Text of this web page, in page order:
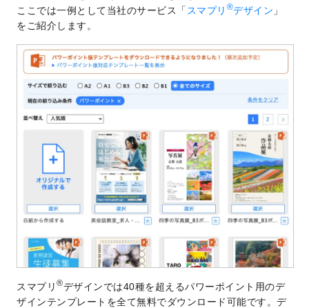
ここでは一例として当社のサービス「 スマプリ ®デザイン 」
をご紹介します。
スマプリ ®デザインでは40種を超えるパワーポイント用のデ
ザインテンプレートを全て無料でダウンロード可能です。デ